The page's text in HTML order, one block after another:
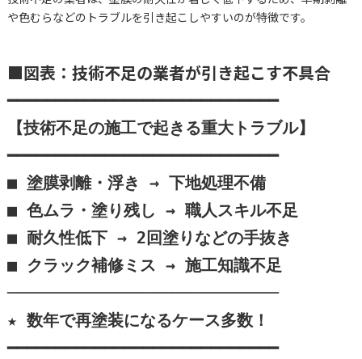
や色むらなどのトラブルを引き起こしやすいのが特徴です。
■図表：技術不足の業者が引き起こす不具合
━━━━━━━━━━━━━━━━━━━━━━━━━━━━
【技術不足の施工で起きる重大トラブル】
━━━━━━━━━━━━━━━━━━━━━━━━━━━━
■ 塗膜剥離・浮き → 下地処理不備
■ 色ムラ・塗り残し → 職人スキル不足
■ 耐久性低下 → 2回塗りなどの手抜き
■ クラック補修ミス → 施工知識不足
────────────────────────────
★ 数年で再塗装になるケース多数！
━━━━━━━━━━━━━━━━━━━━━━━━━━━━